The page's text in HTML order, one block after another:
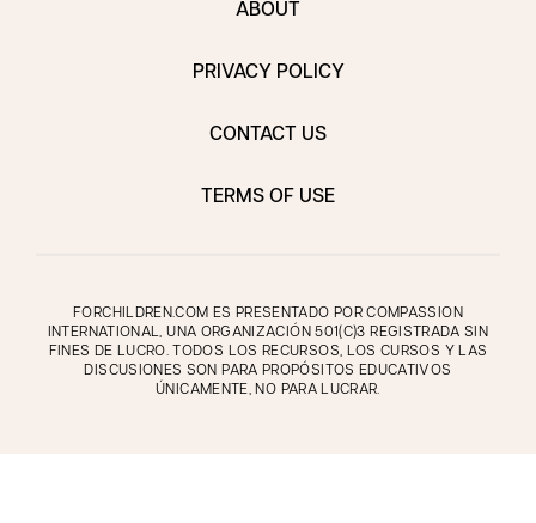
ABOUT
PRIVACY POLICY
CONTACT US
TERMS OF USE
FORCHILDREN.COM ES PRESENTADO POR COMPASSION
INTERNATIONAL, UNA ORGANIZACIÓN 501(C)3 REGISTRADA SIN
FINES DE LUCRO. TODOS LOS RECURSOS, LOS CURSOS Y LAS
DISCUSIONES SON PARA PROPÓSITOS EDUCATIVOS
ÚNICAMENTE, NO PARA LUCRAR.